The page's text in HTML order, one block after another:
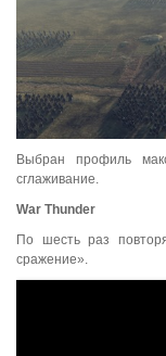
Выбран профиль
сглаживание.
War Thunder
По шесть раз
сражение».